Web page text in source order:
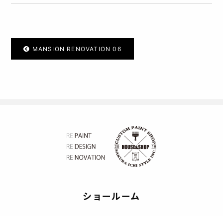
MANSION RENOVATION 06
ショールーム